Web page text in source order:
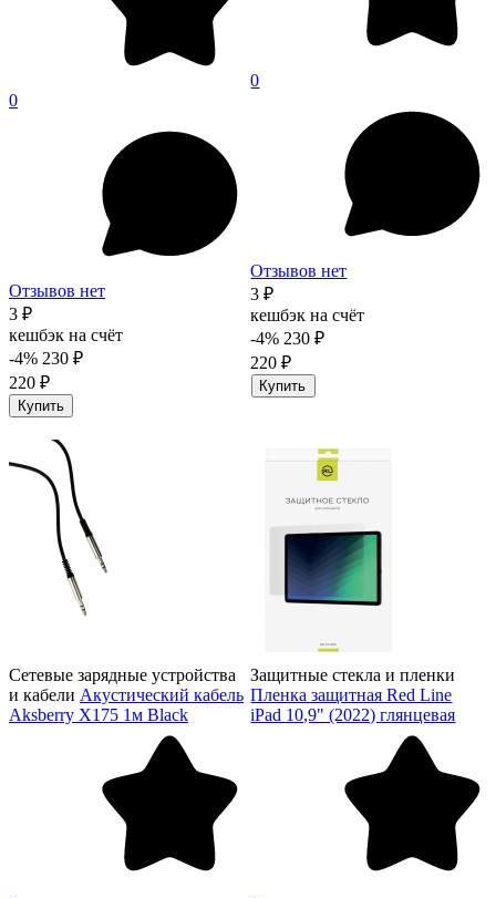
0
Отзывов нет
3 ₽
кешбэк на счёт
-4% 230 ₽
220 ₽
Купить
0
Отзывов нет
3 ₽
кешбэк на счёт
-4% 230 ₽
220 ₽
Купить
Сетевые зарядные устройства
и кабели Акустический кабель
Aksberry X175 1м Black
Защитные стекла и пленки
Пленка защитная Red Line
iPad 10,9" (2022) глянцевая